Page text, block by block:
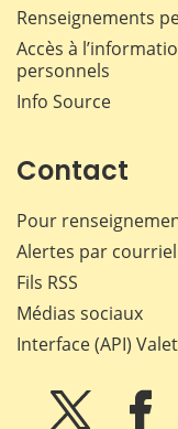
Renseignements
Accès à
personnels
Info Source
Contact
Pour
Alertes par courriel
Fils RSS
Médias sociaux
Interface (API) Valet